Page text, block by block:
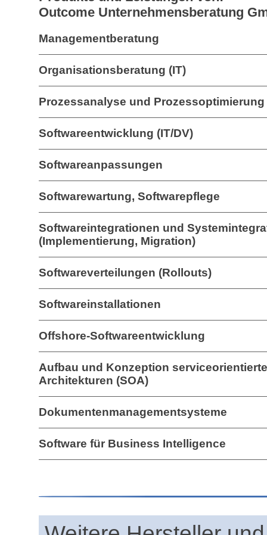
Outcome Unternehmensberatung
Managementberatung
Organisationsberatung (IT)
Prozessanalyse und Prozessoptimierung
Softwareentwicklung (IT/DV)
Softwareanpassungen
Softwarewartung, Softwarepflege
Softwareintegrationen und
(Implementierung, Migration)
Softwareverteilungen (Rollouts)
Softwareinstallationen
Offshore-Softwareentwicklung
Aufbau und Konzeption
Architekturen (SOA)
Dokumentenmanagementsysteme
Software für Business Intelligence